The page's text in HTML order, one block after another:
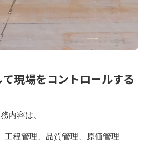
現場をコントロールする
内容は、
工程管理、品質管理、原価管理